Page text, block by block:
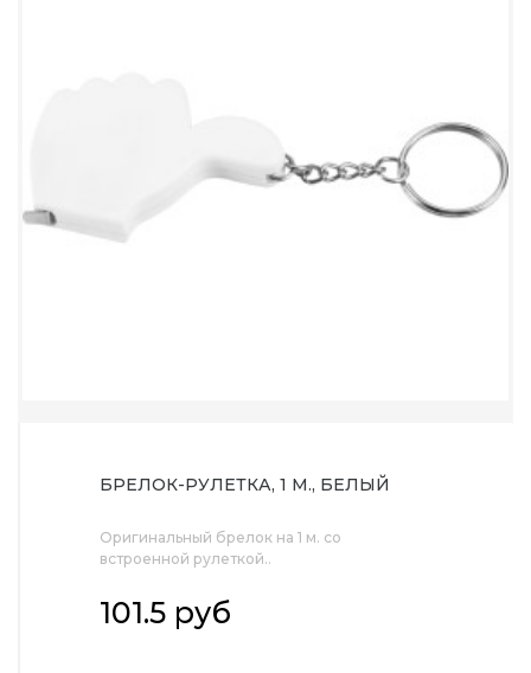
БРЕЛОК-РУЛЕТКА, 1 М., БЕЛЫЙ
Оригинальный брелок на 1 м. со
встроенной рулеткой..
101.5 руб